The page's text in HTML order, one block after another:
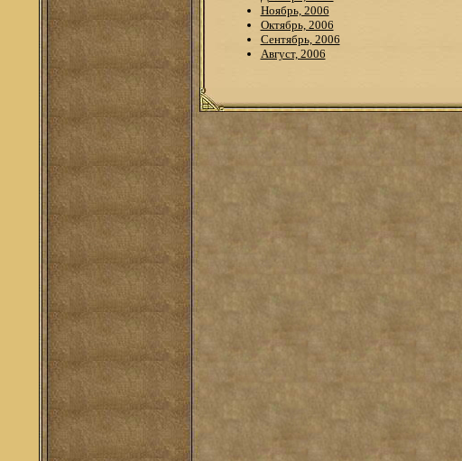
Ноябрь, 2006
Октябрь, 2006
Сентябрь, 2006
Август, 2006